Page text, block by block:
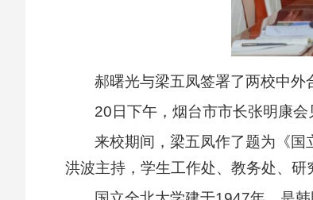
郝曙光与梁五凤签署了两校中外
20日下午，烟台市市长张明康会
来校期间，梁五凤作了题为《
洪波主持，学生工作处、教务处、研